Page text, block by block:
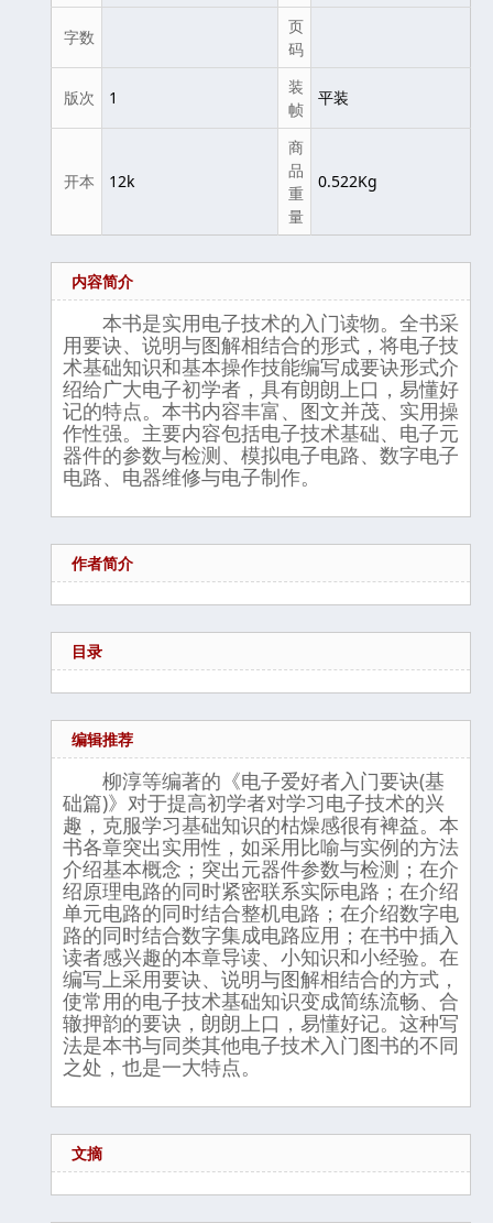
字数
页
码
版次 1
装
帧
平装
开本 12k
商
品
重
量
0.522Kg
内容简介
本书是实用电子技术的入门读物。全书采
用要诀、说明与图解相结合的形式，将电子技
术基础知识和基本操作技能编写成要诀形式介
绍给广大电子初学者，具有朗朗上口，易懂好
记的特点。本书内容丰富、图文并茂、实用操
作性强。主要内容包括电子技术基础、电子元
器件的参数与检测、模拟电子电路、数字电子
电路、电器维修与电子制作。
作者简介
目录
编辑推荐
柳淳等编著的《电子爱好者入门要诀(基
础篇)》对于提高初学者对学习电子技术的兴
趣，克服学习基础知识的枯燥感很有裨益。本
书各章突出实用性，如采用比喻与实例的方法
介绍基本概念；突出元器件参数与检测；在介
绍原理电路的同时紧密联系实际电路；在介绍
单元电路的同时结合整机电路；在介绍数字电
路的同时结合数字集成电路应用；在书中插入
读者感兴趣的本章导读、小知识和小经验。在
编写上采用要诀、说明与图解相结合的方式，
使常用的电子技术基础知识变成简练流畅、合
辙押韵的要诀，朗朗上口，易懂好记。这种写
法是本书与同类其他电子技术入门图书的不同
之处，也是一大特点。
文摘